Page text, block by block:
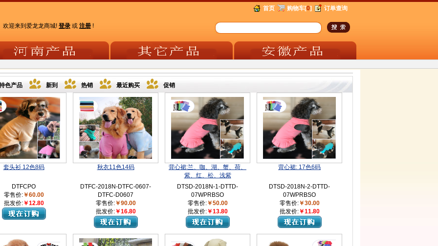
订单查询
购物车[0]
首页
欢迎来到爱龙龙商城! 登录 或 注册 !
色产品 新到 热销 最近购买 促销
套头衫 12色8码
DTFCPO
零售价:￥60.00
批发价:￥12.80
秋衣11色14码
DTFC-2018N-DTFC-0607-
DTFC-D0607
零售价:￥90.00
批发价:￥16.80
背心裙:兰、咖、湖、蟹、荷、
紫、红、松、浅紫
DTSD-2018N-1-DTTD-
07WPRBSO
零售价:￥50.00
批发价:￥13.80
背心裙: 17色6码
DTSD-2018N-2-DTTD-
07WPRBSO
零售价:￥30.00
批发价:￥11.80